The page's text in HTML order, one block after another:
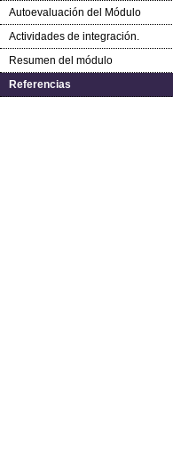
Autoevaluación del Módulo
Actividades de integración.
Resumen del módulo
Referencias